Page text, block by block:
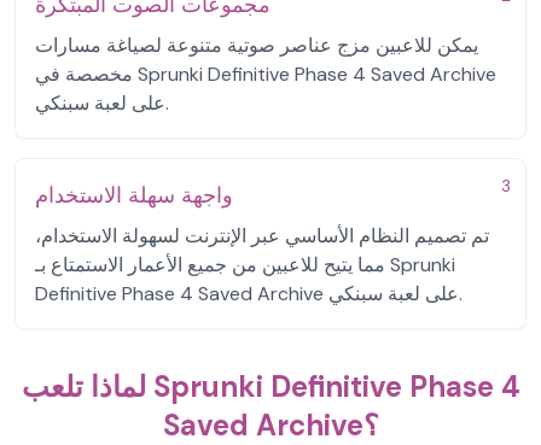
يمكن للاعبين مزج عناصر صوتية متنوعة لصياغة مسارات
مخصصة في Sprunki Definitive Phase 4 Saved Archive
على لعبة سبنكي.
3 واجهة سهلة الاستخدام
تم تصميم النظام الأساسي عبر الإنترنت لسهولة الاستخدام،
مما يتيح للاعبين من جميع الأعمار الاستمتاع بـ Sprunki
Definitive Phase 4 Saved Archive على لعبة سبنكي.
لماذا تلعب Sprunki Definitive Phase 4
Saved Archive؟